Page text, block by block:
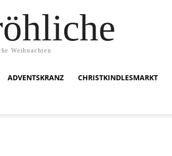
Weihnachten
ADVENTSKRANZ CHRISTKINDLESMARKT